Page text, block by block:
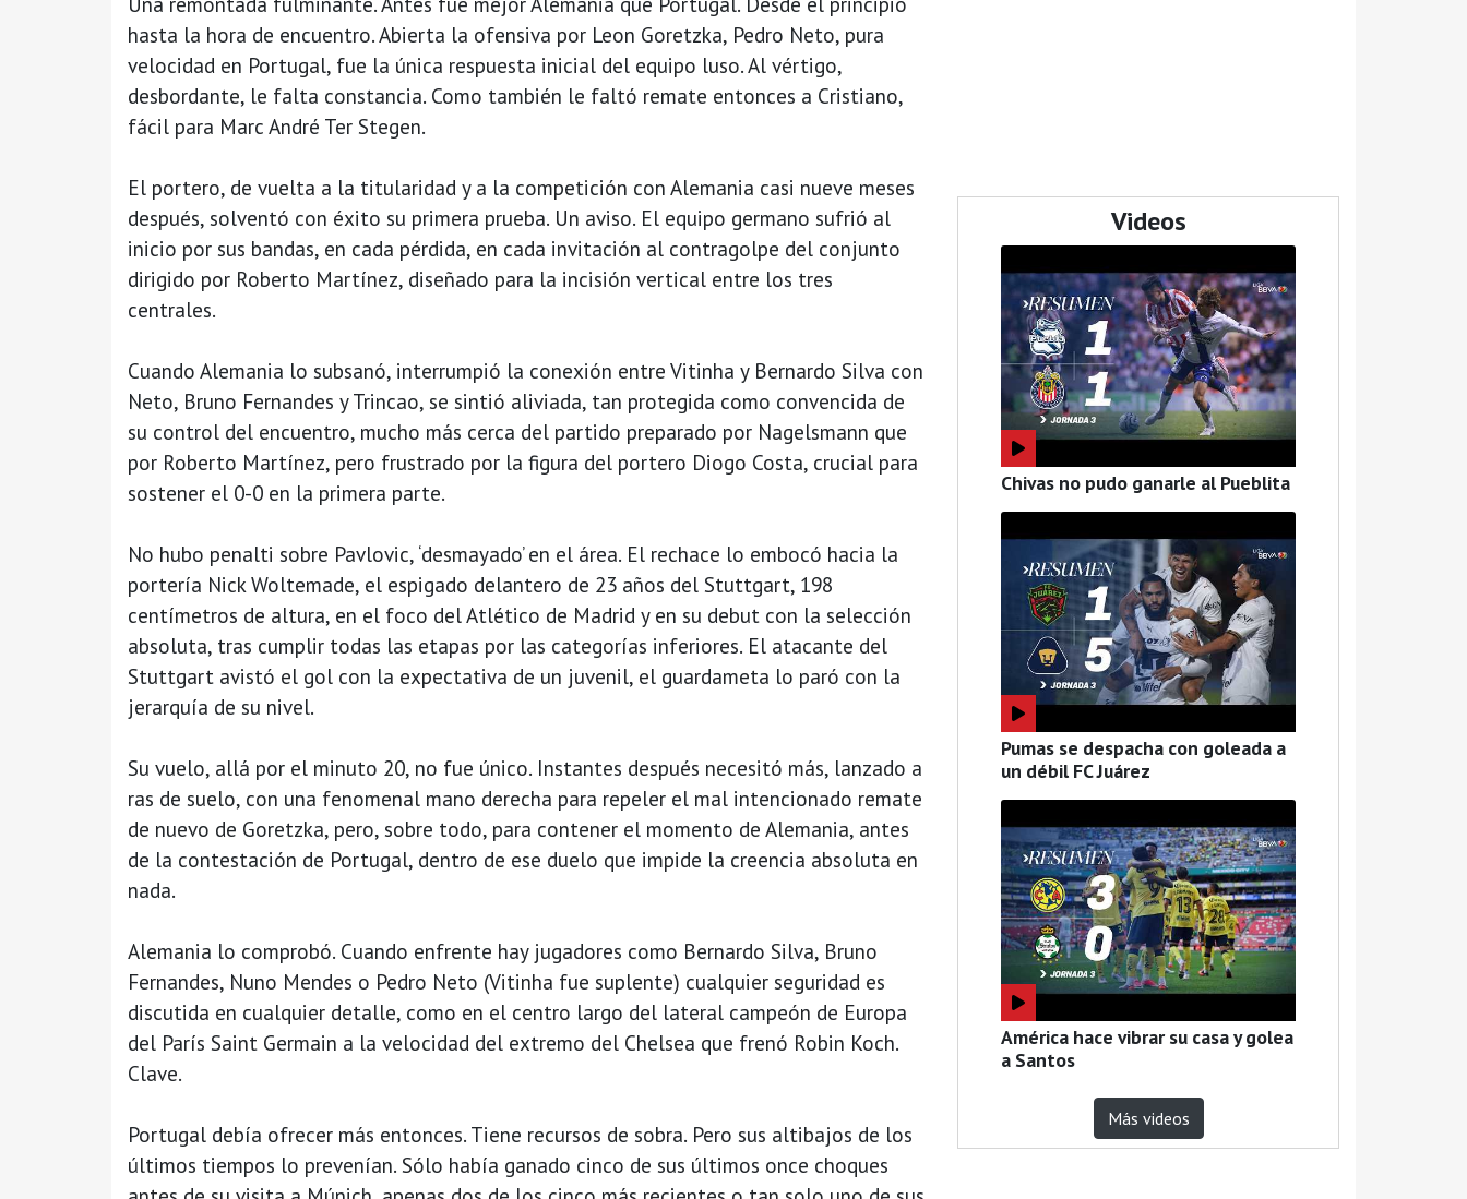
hasta la hora de encuentro. Abierta la ofensiva por Leon Goretzka, Pedro Neto, pura
velocidad en Portugal, fue la única respuesta inicial del equipo luso. Al vértigo,
desbordante, le falta constancia. Como también le faltó remate entonces a Cristiano,
fácil para Marc André Ter Stegen.
El portero, de vuelta a la titularidad y a la competición con Alemania casi nueve meses
después, solventó con éxito su primera prueba. Un aviso. El equipo germano sufrió al
inicio por sus bandas, en cada pérdida, en cada invitación al contragolpe del conjunto
dirigido por Roberto Martínez, diseñado para la incisión vertical entre los tres
centrales.
Cuando Alemania lo subsanó, interrumpió la conexión entre Vitinha y Bernardo Silva con
Neto, Bruno Fernandes y Trincao, se sintió aliviada, tan protegida como convencida de
su control del encuentro, mucho más cerca del partido preparado por Nagelsmann que
por Roberto Martínez, pero frustrado por la figura del portero Diogo Costa, crucial para
sostener el 0-0 en la primera parte.
No hubo penalti sobre Pavlovic, ‘desmayado’ en el área. El rechace lo embocó hacia la
portería Nick Woltemade, el espigado delantero de 23 años del Stuttgart, 198
centímetros de altura, en el foco del Atlético de Madrid y en su debut con la selección
absoluta, tras cumplir todas las etapas por las categorías inferiores. El atacante del
Stuttgart avistó el gol con la expectativa de un juvenil, el guardameta lo paró con la
jerarquía de su nivel.
Su vuelo, allá por el minuto 20, no fue único. Instantes después necesitó más, lanzado a
ras de suelo, con una fenomenal mano derecha para repeler el mal intencionado remate
de nuevo de Goretzka, pero, sobre todo, para contener el momento de Alemania, antes
de la contestación de Portugal, dentro de ese duelo que impide la creencia absoluta en
nada.
Alemania lo comprobó. Cuando enfrente hay jugadores como Bernardo Silva, Bruno
Fernandes, Nuno Mendes o Pedro Neto (Vitinha fue suplente) cualquier seguridad es
discutida en cualquier detalle, como en el centro largo del lateral campeón de Europa
del París Saint Germain a la velocidad del extremo del Chelsea que frenó Robin Koch.
Clave.
Portugal debía ofrecer más entonces. Tiene recursos de sobra. Pero sus altibajos de los
últimos tiempos lo prevenían. Sólo había ganado cinco de sus últimos once choques
Videos
Chivas no pudo ganarle al Pueblita
Pumas se despacha con goleada a
un débil FC Juárez
América hace vibrar su casa y golea
a Santos
Más videos